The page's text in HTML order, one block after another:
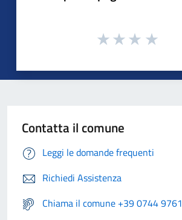
Contatta il comune
Leggi le domande frequenti
Richiedi Assistenza
Chiama il comune +39 0744 9761